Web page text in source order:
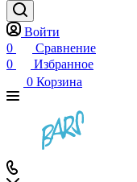
Войти
0
Сравнение
0
Избранное
0 Корзина